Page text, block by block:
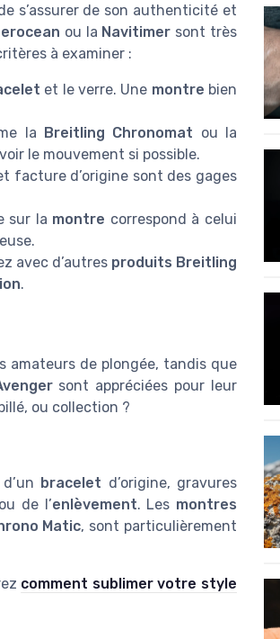
s’assurer de son authenticité et
ou la Navitimer sont très
à examiner :
et le verre. Une montre bien
la Breitling Chronomat ou la
le mouvement si possible.
facture d’origine sont des gages
sur la montre correspond à celui
avec d’autres produits Breitling
.
amateurs de plongée, tandis que
sont appréciées pour leur
ou collection ?
bracelet d’origine, gravures
ou de l’enlèvement. Les montres
Matic, sont particulièrement
comment sublimer votre style